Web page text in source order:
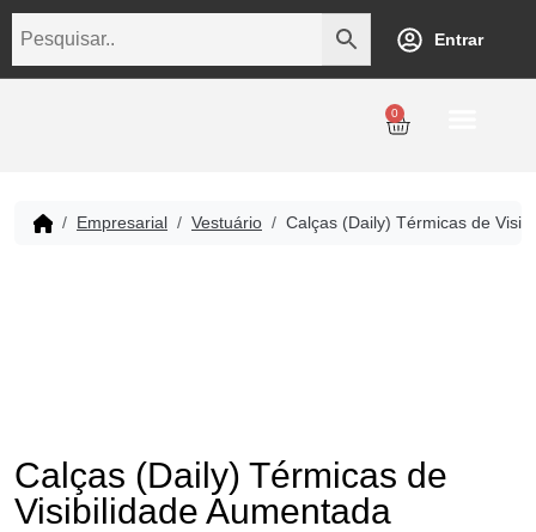
Entrar
0
Empresarial Vestuário Calças (Daily) Térmicas de
Calças (Daily) Térmicas de
Visibilidade Aumentada